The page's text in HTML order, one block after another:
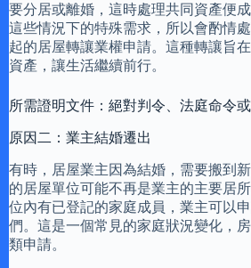
要分居或離婚，這時處理共同資產便
這些情況下的特殊需求，所以會酌情
起的居屋轉讓業權申請。這種轉讓旨
資產，讓生活繼續前行。
所需證明文件：絕對判令、法庭命令
原因二：業主結婚遷出
有時，居屋業主因為結婚，需要搬到
的居屋單位可能不再是業主的主要居
位內有已登記的家庭成員，業主可以
們。這是一個常見的家庭狀況變化，
類申請。